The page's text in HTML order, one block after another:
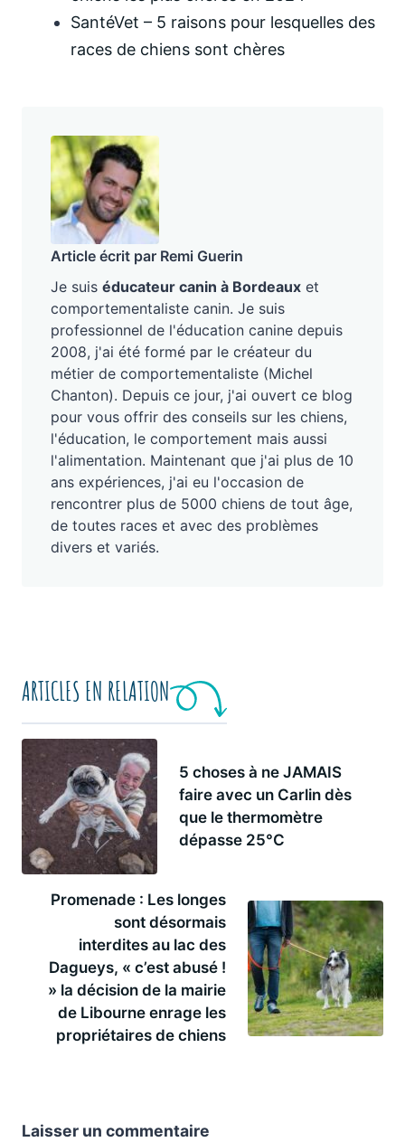
SantéVet – 5 raisons pour lesquelles des
races de chiens sont chères
Article écrit par Remi Guerin
Je suis éducateur canin à Bordeaux et
comportementaliste canin. Je suis
professionnel de l'éducation canine depuis
2008, j'ai été formé par le créateur du
métier de comportementaliste (Michel
Chanton). Depuis ce jour, j'ai ouvert ce blog
pour vous offrir des conseils sur les chiens,
l'éducation, le comportement mais aussi
l'alimentation. Maintenant que j'ai plus de 10
ans expériences, j'ai eu l'occasion de
rencontrer plus de 5000 chiens de tout âge,
de toutes races et avec des problèmes
divers et variés.
ARTICLES EN RELATION
5 choses à ne JAMAIS
faire avec un Carlin dès
que le thermomètre
dépasse 25°C
Promenade : Les longes
sont désormais
interdites au lac des
Dagueys, « c’est abusé !
» la décision de la mairie
de Libourne enrage les
propriétaires de chiens
Laisser un commentaire